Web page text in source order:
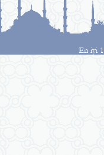
En iyi